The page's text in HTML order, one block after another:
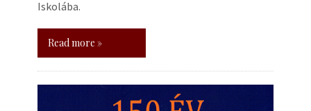
Iskolába.
Read more »